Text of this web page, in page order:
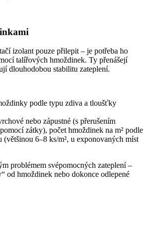
izolant pouze přilepit – je potřeba ho
talířových hmoždinek. Ty přenášejí
dlouhodobou stabilitu zateplení.
podle typu zdiva a tloušťky
nebo zápustné (s přerušením
zátky), počet hmoždinek na m² podle
(většinou 6–8 ks/m², u exponovaných míst
problémem svépomocných zateplení –
od hmoždinek nebo dokonce odlepené